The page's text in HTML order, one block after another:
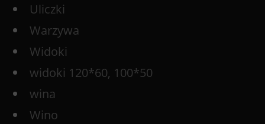
Uliczki
Warzywa
Widoki
widoki 120*60, 100*50
wina
Wino